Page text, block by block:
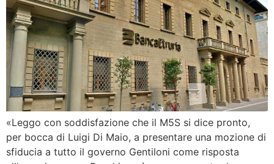
«Leggo con soddisfazione che il M5S si dice pronto,
per bocca di Luigi Di Maio, a presentare una mozione di
sfiducia a tutto il governo Gentiloni come risposta